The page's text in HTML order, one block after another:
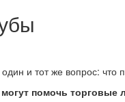
и тот же вопрос:
помочь торговые